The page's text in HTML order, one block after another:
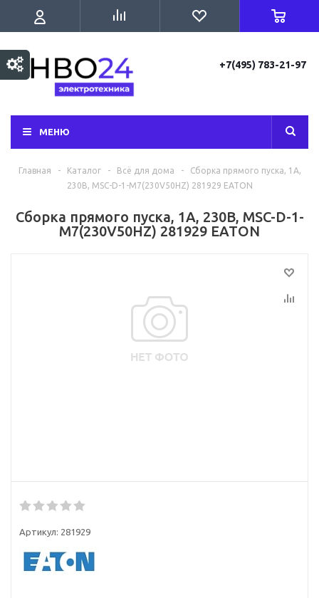
+7(495) 783-21-97
МЕНЮ
Главная - Каталог - Всё для дома -
Сборка прямого пуска, 1А,
230В, MSC-D-1-M7(230V50HZ) 281929 EATON
Сборка прямого пуска, 1А, 230В, MSC-D-1-
M7(230V50HZ) 281929 EATON
Артикул: 281929